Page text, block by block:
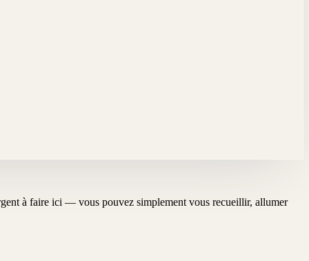
à faire ici — vous pouvez simplement vous recueillir, allumer